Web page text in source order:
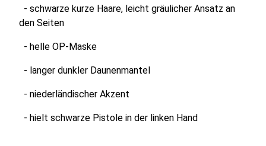
- schwarze kurze Haare, leicht gräulicher Ansatz an
den Seiten
- helle OP-Maske
- langer dunkler Daunenmantel
- niederländischer Akzent
- hielt schwarze Pistole in der linken Hand